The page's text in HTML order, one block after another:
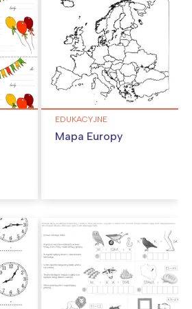
EDUKACYJNE
Mapa Europy